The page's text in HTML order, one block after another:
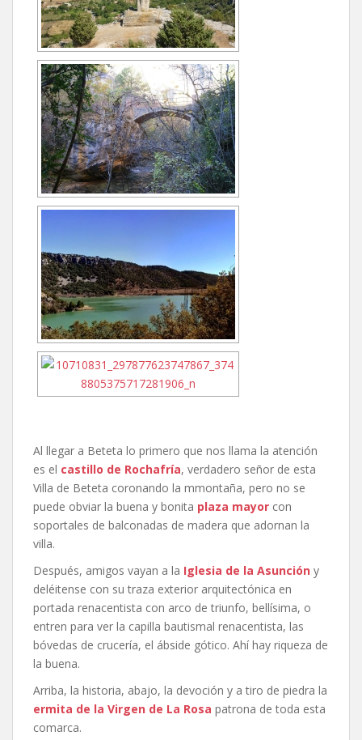
Al llegar a Beteta lo primero que nos llama la atención
es el castillo de Rochafría, verdadero señor de esta
Villa de Beteta coronando la mmontaña, pero no se
puede obviar la buena y bonita plaza mayor con
soportales de balconadas de madera que adornan la
villa.
Después, amigos vayan a la Iglesia de la Asunción y
deléitense con su traza exterior arquitectónica en
portada renacentista con arco de triunfo, bellísima, o
entren para ver la capilla bautismal renacentista, las
bóvedas de crucería, el ábside gótico. Ahí hay riqueza de
la buena.
Arriba, la historia, abajo, la devoción y a tiro de piedra la
ermita de la Virgen de La Rosa patrona de toda esta
comarca.